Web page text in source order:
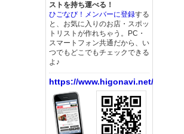
ストを持ち運べる！
ひごなび！メンバーに登録する
と、お気に入りのお店・スポッ
トリストが作れちゃう。PC・
スマートフォン共通だから、い
つでもどこでもチェックできる
よ♪
https://www.higonavi.net/